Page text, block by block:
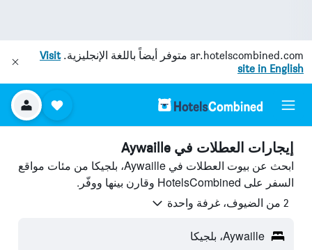
ar.hotelscombined.com متوفر أيضاً باللغة الإنجليزية.Visit
site in English
إيجارات العطلات في Aywaille
ابحث عن بيوت العطلات في Aywaille، بلجيكا من مئات مواقع
السفر على HotelsCombined وقارن بينها ووفّر.
2 من الضيوف، غرفة واحدة
Aywaille، بلجيكا